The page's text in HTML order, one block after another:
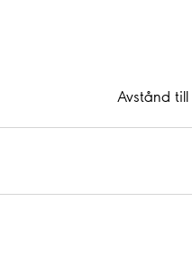
Avstånd